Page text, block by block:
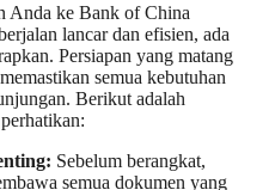
Anda ke Bank of China
lancar dan efisien, ada
Persiapan yang matang
semua kebutuhan
Berikut adalah
Sebelum berangkat,
semua dokumen yang